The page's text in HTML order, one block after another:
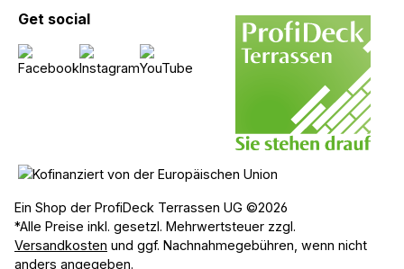
Get social
Ein Shop der ProfiDeck Terrassen UG ©2026
*Alle Preise inkl. gesetzl. Mehrwertsteuer zzgl.
Versandkosten und ggf. Nachnahmegebühren, wenn nicht
anders angegeben.